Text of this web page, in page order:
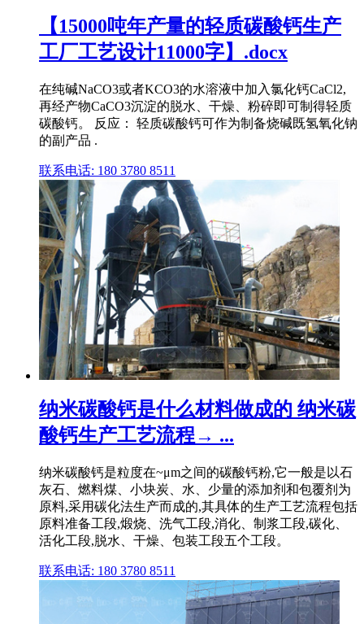
【15000吨年产量的轻质碳酸钙生产
工厂工艺设计11000字】.docx
在纯碱NaCO3或者KCO3的水溶液中加入氯化钙CaCl2,
再经产物CaCO3沉淀的脱水、干燥、粉碎即可制得轻质
碳酸钙。 反应： 轻质碳酸钙可作为制备烧碱既氢氧化钠
的副产品 .
联系电话: 180 3780 8511
纳米碳酸钙是什么材料做成的 纳米碳
酸钙生产工艺流程→ ...
纳米碳酸钙是粒度在~μm之间的碳酸钙粉,它一般是以石
灰石、燃料煤、小块炭、水、少量的添加剂和包覆剂为
原料,采用碳化法生产而成的,其具体的生产工艺流程包括
原料准备工段,煅烧、洗气工段,消化、制浆工段,碳化、
活化工段,脱水、干燥、包装工段五个工段。
联系电话: 180 3780 8511